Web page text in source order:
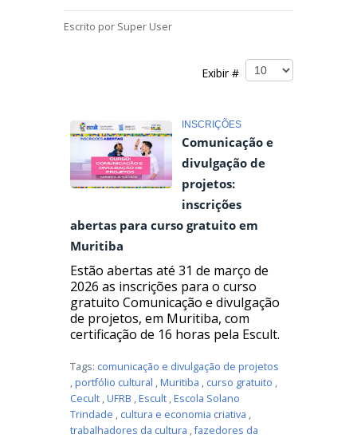
Escrito por Super User
Exibir #
INSCRIÇÕES
Comunicação e
divulgação de
projetos:
inscrições
abertas para curso gratuito em
Muritiba
Estão abertas até 31 de março de
2026 as inscrições para o curso
gratuito Comunicação e divulgação
de projetos, em Muritiba, com
certificação de 16 horas pela Escult.
Tags: comunicação e divulgação de projetos
,portfólio cultural ,Muritiba , curso gratuito ,
Cecult ,UFRB ,Escult ,Escola Solano
Trindade , cultura e economia criativa ,
trabalhadores da cultura ,fazedores da